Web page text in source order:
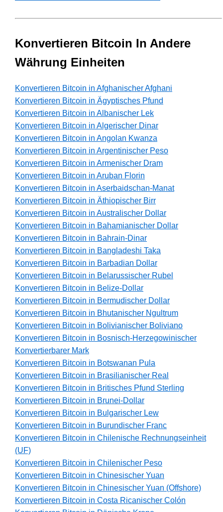
Konvertieren Bitcoin In Andere
Währung Einheiten
Konvertieren Bitcoin in Afghanischer Afghani
Konvertieren Bitcoin in Ägyptisches Pfund
Konvertieren Bitcoin in Albanischer Lek
Konvertieren Bitcoin in Algerischer Dinar
Konvertieren Bitcoin in Angolan Kwanza
Konvertieren Bitcoin in Argentinischer Peso
Konvertieren Bitcoin in Armenischer Dram
Konvertieren Bitcoin in Aruban Florin
Konvertieren Bitcoin in Aserbaidschan-Manat
Konvertieren Bitcoin in Äthiopischer Birr
Konvertieren Bitcoin in Australischer Dollar
Konvertieren Bitcoin in Bahamianischer Dollar
Konvertieren Bitcoin in Bahrain-Dinar
Konvertieren Bitcoin in Bangladeshi Taka
Konvertieren Bitcoin in Barbadian Dollar
Konvertieren Bitcoin in Belarussischer Rubel
Konvertieren Bitcoin in Belize-Dollar
Konvertieren Bitcoin in Bermudischer Dollar
Konvertieren Bitcoin in Bhutanischer Ngultrum
Konvertieren Bitcoin in Bolivianischer Boliviano
Konvertieren Bitcoin in Bosnisch-Herzegowinischer
Konvertierbarer Mark
Konvertieren Bitcoin in Botswanan Pula
Konvertieren Bitcoin in Brasilianischer Real
Konvertieren Bitcoin in Britisches Pfund Sterling
Konvertieren Bitcoin in Brunei-Dollar
Konvertieren Bitcoin in Bulgarischer Lew
Konvertieren Bitcoin in Burundischer Franc
Konvertieren Bitcoin in Chilenische Rechnungseinheit
(UF)
Konvertieren Bitcoin in Chilenischer Peso
Konvertieren Bitcoin in Chinesischer Yuan
Konvertieren Bitcoin in Chinesischer Yuan (Offshore)
Konvertieren Bitcoin in Costa Ricanischer Colón